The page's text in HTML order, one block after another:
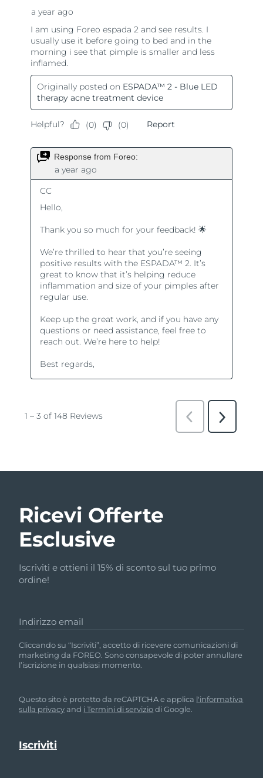
Ricevi Offerte
Esclusive
Iscriviti e ottieni il 15% di sconto sul tuo primo
ordine!
Indirizzo email
Cliccando su “Iscriviti”, accetto di ricevere comunicazioni di
marketing da FOREO. Sono consapevole di poter annullare
l’iscrizione in qualsiasi momento.
Questo sito è protetto da reCAPTCHA e applica l'informativa
sulla privacyand i Termini di serviziodi Google.